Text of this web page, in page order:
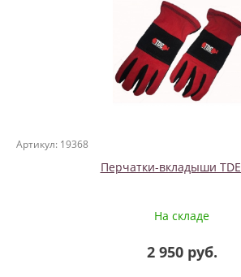
Артикул: 19368
Перчатки-вкладыши
На складе
2 950 руб.